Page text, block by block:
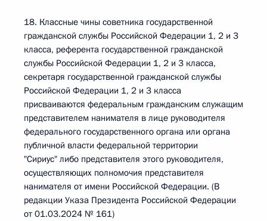
18. Классные чины советника государственной
гражданской службы Российской Федерации 1, 2 и 3
класса, референта государственной гражданской
службы Российской Федерации 1, 2 и 3 класса,
секретаря государственной гражданской службы
Российской Федерации 1, 2 и 3 класса
присваиваются федеральным гражданским служащим
представителем нанимателя в лице руководителя
федерального государственного органа или органа
публичной власти федеральной территории
"Сириус" либо представителя этого руководителя,
осуществляющих полномочия представителя
нанимателя от имени Российской Федерации. (В
редакции Указа Президента Российской Федерации
от 01.03.2024 № 161)